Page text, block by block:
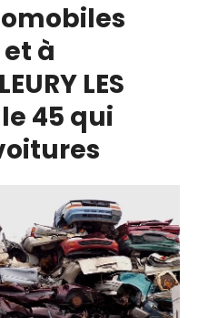
à
LES
45 qui